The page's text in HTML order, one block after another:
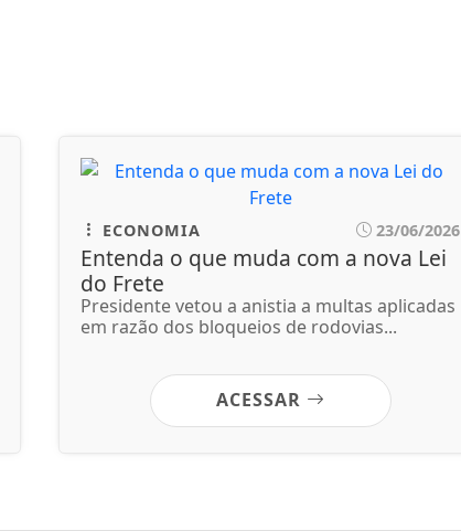
ECONOMIA 23/06/2026
Entenda o que muda com a nova Lei
do Frete
Presidente vetou a anistia a multas aplicadas
em razão dos bloqueios de rodovias...
ACESSAR